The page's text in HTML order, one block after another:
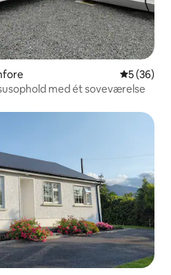
5 ud af 5 i
5 (36)
med ét soveværelse